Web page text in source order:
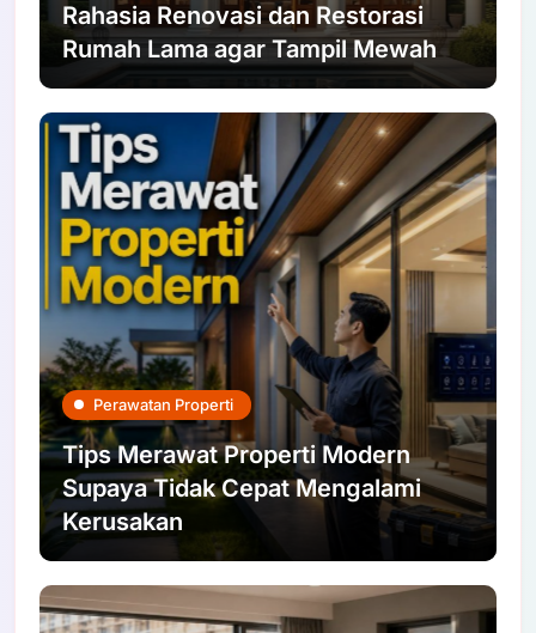
Rahasia Renovasi dan Restorasi
Rumah Lama agar Tampil Mewah
Perawatan Properti
Tips Merawat Properti Modern
Supaya Tidak Cepat Mengalami
Kerusakan